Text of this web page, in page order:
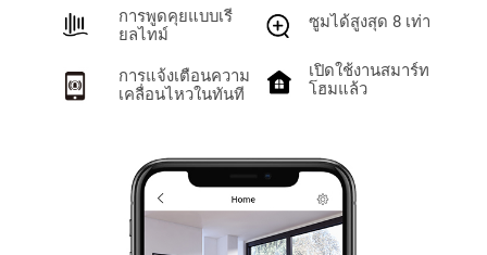
การพูดคุยแบบเรี
ยลไทม์
การแจ้งเตือนความ
เคลื่อนไหวในทันที
ซูมได้สูงสุด 8 เท่า
เปิดใช้งานสมาร์ท
โฮมแล้ว